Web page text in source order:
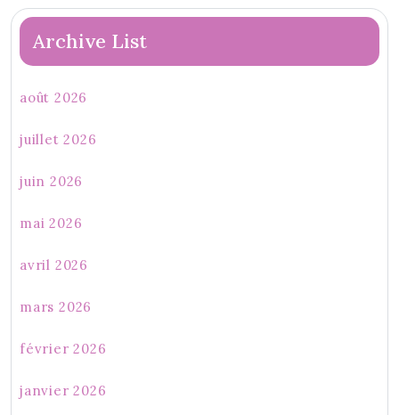
Archive List
août 2026
juillet 2026
juin 2026
mai 2026
avril 2026
mars 2026
février 2026
janvier 2026